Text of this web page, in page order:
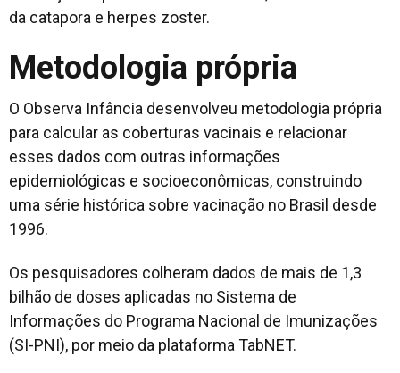
da catapora e herpes zoster.
Metodologia própria
O Observa Infância desenvolveu metodologia própria
para calcular as coberturas vacinais e relacionar
esses dados com outras informações
epidemiológicas e socioeconômicas, construindo
uma série histórica sobre vacinação no Brasil desde
1996.
Os pesquisadores colheram dados de mais de 1,3
bilhão de doses aplicadas no Sistema de
Informações do Programa Nacional de Imunizações
(SI-PNI), por meio da plataforma TabNET.